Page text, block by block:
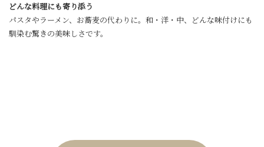
どんな料理にも寄り添う
パスタやラーメン、お蕎麦の代わりに。和・洋・中、どんな味付けにも
馴染む驚きの美味しさです。